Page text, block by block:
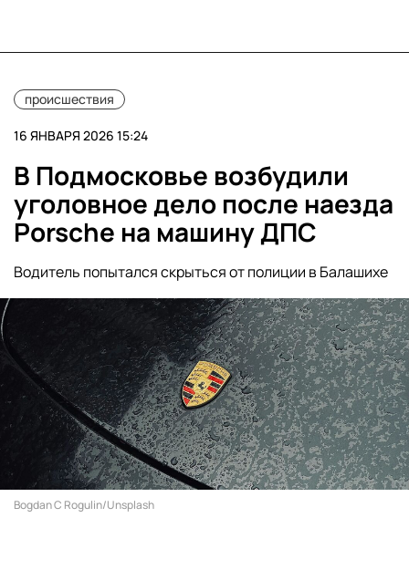
происшествия
16 ЯНВАРЯ 2026 15:24
В Подмосковье возбудили
уголовное дело после наезда
Porsche на машину ДПС
Водитель попытался скрыться от полиции в Балашихе
Bogdan C Rogulin/Unsplash